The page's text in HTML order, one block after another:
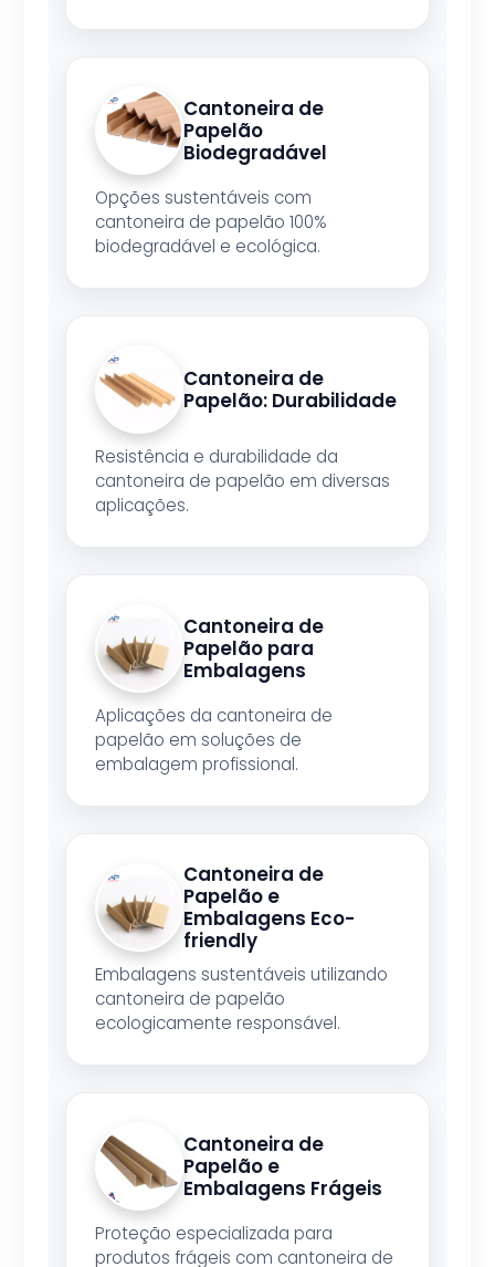
Cantoneira de
Papelão
Biodegradável
Opções sustentáveis com
cantoneira de papelão 100%
biodegradável e ecológica.
Cantoneira de
Papelão: Durabilidade
Resistência e durabilidade da
cantoneira de papelão em diversas
aplicações.
Cantoneira de
Papelão para
Embalagens
Aplicações da cantoneira de
papelão em soluções de
embalagem profissional.
Cantoneira de
Papelão e
Embalagens Eco-
friendly
Embalagens sustentáveis utilizando
cantoneira de papelão
ecologicamente responsável.
Cantoneira de
Papelão e
Embalagens Frágeis
Proteção especializada para
produtos frágeis com cantoneira de